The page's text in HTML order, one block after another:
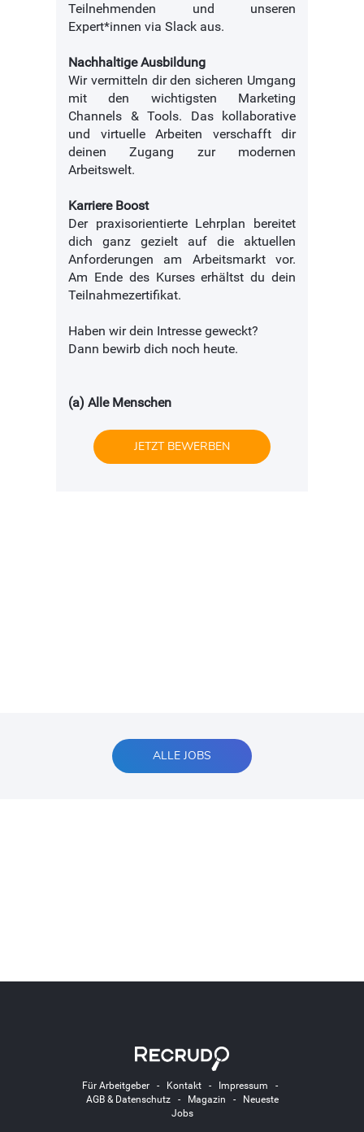
Teilnehmenden und unseren
Expert*innen via Slack aus.
Nachhaltige Ausbildung
Wir vermitteln dir den sicheren Umgang
mit den wichtigsten Marketing
Channels & Tools. Das kollaborative
und virtuelle Arbeiten verschafft dir
deinen Zugang zur modernen
Arbeitswelt.
Karriere Boost
Der praxisorientierte Lehrplan bereitet
dich ganz gezielt auf die aktuellen
Anforderungen am Arbeitsmarkt vor.
Am Ende des Kurses erhältst du dein
Teilnahmezertifikat.
Haben wir dein Intresse geweckt?
Dann bewirb dich noch heute.
(a) Alle Menschen
JETZT BEWERBEN
ALLE JOBS
Für Arbeitgeber- Kontakt- Impressum -
AGB & Datenschutz- Magazin -
Neueste
Jobs